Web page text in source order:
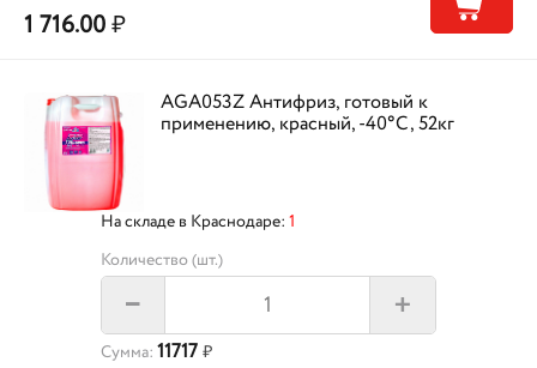
1 716.00₽
AGA053Z Антифриз, готовый к
применению, красный, -40°С, 52кг
На складе в Краснодаре: 1
Количество (шт.)
– +
Сумма: 11717 ₽